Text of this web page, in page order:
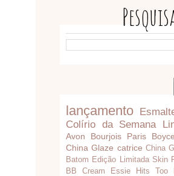
lançamento
Colírio da Semana
Avon Bourjois Paris
China Glaze catrice China
Batom Edição Limitada Skin
BB Cream
Essie Hits Too